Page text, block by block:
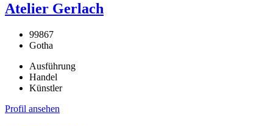
Atelier Gerlach
99867
Gotha
Ausführung
Handel
Künstler
Profil ansehen